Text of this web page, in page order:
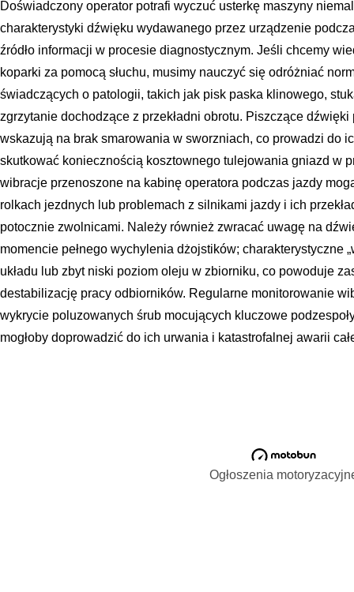
Doświadczony operator potrafi wyczuć usterkę maszyny
charakterystyki dźwięku wydawanego przez urządzenie
źródło informacji w procesie diagnostycznym. Jeśli chcemy
koparki za pomocą słuchu, musimy nauczyć się odróżniać
świadczących o patologii, takich jak pisk paska klinowego,
zgrzytanie dochodzące z przekładni obrotu. Piszczące
wskazują na brak smarowania w sworzniach, co prowadzi do
skutkować koniecznością kosztownego tulejowania gniazd w
wibracje przenoszone na kabinę operatora podczas jazdy
rolkach jezdnych lub problemach z silnikami jazdy i ich
potocznie zwolnicami. Należy również zwracać uwagę na
momencie pełnego wychylenia dżojstików; charakterystyczne
układu lub zbyt niski poziom oleju w zbiorniku, co powoduje
destabilizację pracy odbiorników. Regularne monitorowanie
wykrycie poluzowanych śrub mocujących kluczowe
mogłoby doprowadzić do ich urwania i katastrofalnej awarii
Ogłoszenia